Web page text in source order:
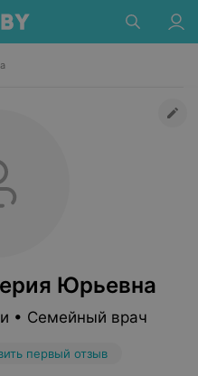
Юрьевна
• Семейный врач
первый отзыв